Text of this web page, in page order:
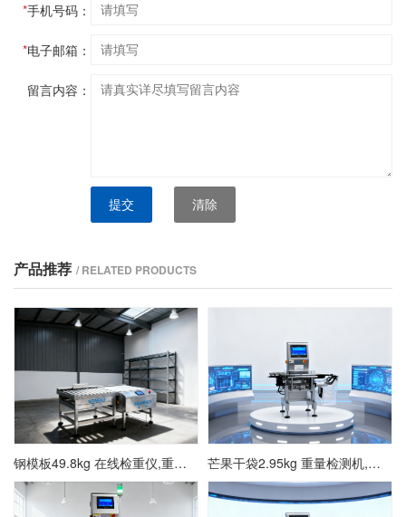
*手机号码：
*电子邮箱：
留言内容：
提交 清除
产品推荐 / RELATED PRODUCTS
钢模板49.8kg 在线检重仪,重量检测秤厂家 芒果干袋2.95kg 重量检测机,在线称重仪方案